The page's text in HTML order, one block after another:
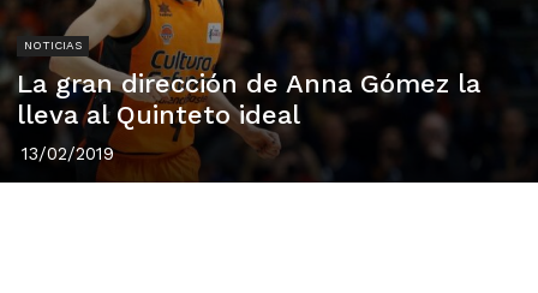
NOTICIAS
La gran dirección de Anna Gómez la
lleva al Quinteto ideal
13/02/2019